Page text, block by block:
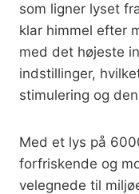
som ligner lyset
klar himmel efter
med det højeste
indstillinger,
stimulering og
Med et lys på
forfriskende og
velegnede til